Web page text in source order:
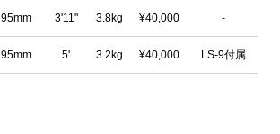
95mm 3'11" 3.8kg ¥40,000 -
95mm 5' 3.2kg ¥40,000 LS-9付属